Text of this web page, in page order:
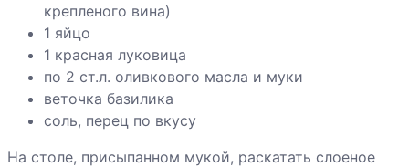
крепленого вина)
1 яйцо
1 красная луковица
по 2 ст.л. оливкового масла и муки
веточка базилика
соль, перец по вкусу
На столе, присыпанном мукой, раскатать слоеное